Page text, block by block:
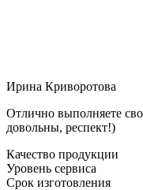
Ирина Криворотова
Отлично выполняете
довольны, респект!)
Качество продукции
Уровень сервиса
Срок изготовления